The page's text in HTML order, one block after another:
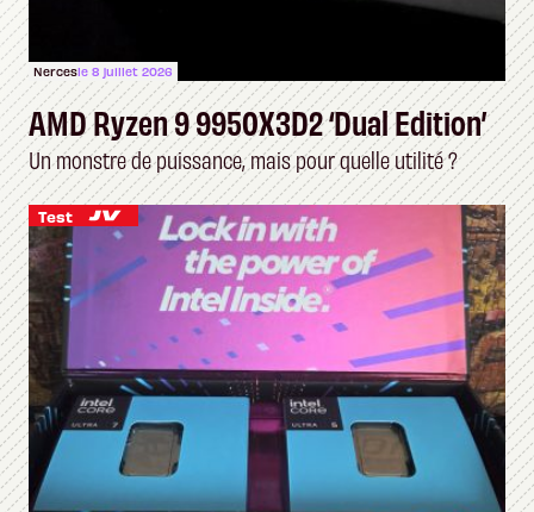
Nercesle 8 juillet 2026
AMD Ryzen 9 9950X3D2 ‘Dual Edition’
Un monstre de puissance, mais pour quelle utilité ?
Test